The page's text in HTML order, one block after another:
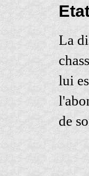
La
lui
de